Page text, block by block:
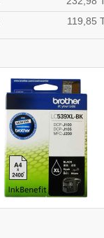
119,85